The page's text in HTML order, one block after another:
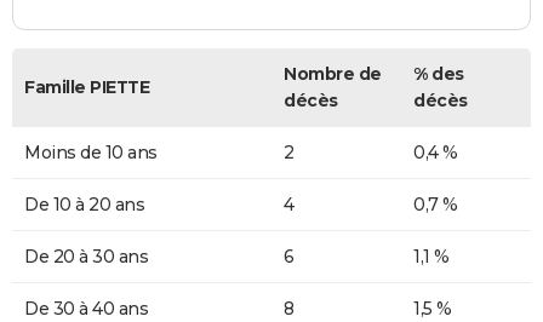
Famille PIETTE
Nombre de
décès
% des
décès
Moins de 10 ans 2 0,4 %
De 10 à 20 ans 4 0,7 %
De 20 à 30 ans 6 1,1 %
De 30 à 40 ans 8 1,5 %